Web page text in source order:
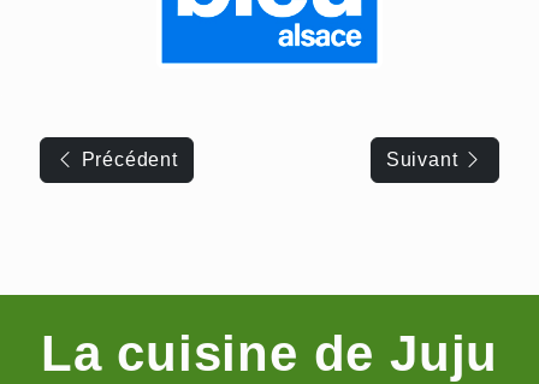
Précédent Suivant
La cuisine de Juju